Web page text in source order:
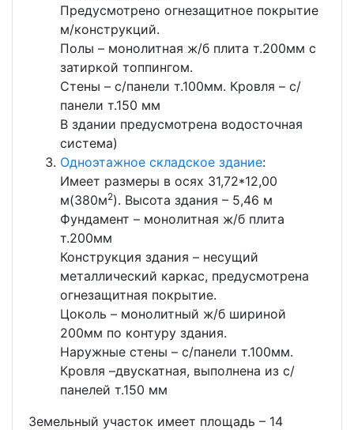
Предусмотрено огнезащитное покрытие
м/конструкций.
Полы – монолитная ж/б плита т.200мм с
затиркой топпингом.
Стены – с/панели т.100мм. Кровля – с/
панели т.150 мм
В здании предусмотрена водосточная
система)
Одноэтажное складское здание:
Имеет размеры в осях 31,72*12,00
м(380м2). Высота здания – 5,46 м
Фундамент – монолитная ж/б плита
т.200мм
Конструкция здания – несущий
металлический каркас, предусмотрена
огнезащитная покрытие.
Цоколь – монолитный ж/б шириной
200мм по контуру здания.
Наружные стены – с/панели т.100мм.
Кровля –двускатная, выполнена из с/
панелей т.150 мм
Земельный участок имеет площадь – 14